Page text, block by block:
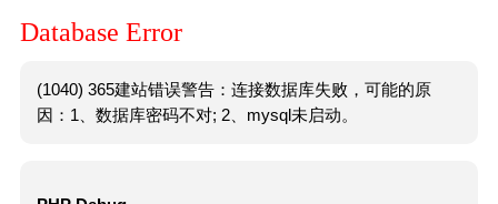
Database Error
(1040) 365建站错误警告：连接数据库失败，可能的原
因：1、数据库密码不对; 2、mysql未启动。